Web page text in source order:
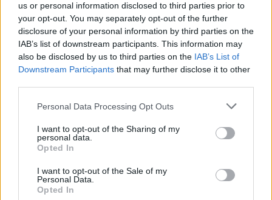
us or personal information disclosed to third parties prior to
your opt-out. You may separately opt-out of the further
disclosure of your personal information by third parties on the
IAB’s list of downstream participants. This information may
also be disclosed by us to third parties on the IAB’s List of
Downstream Participants that may further disclose it to other
Personal Data Processing Opt Outs
I want to opt-out of the Sharing of my
personal data.
Opted In
I want to opt-out of the Sale of my
Personal Data.
Opted In
05/08/26|15:44
Παράταση στην υποχρεωτική
ηλεκτρονική τιμολόγηση μέσω
παρόχου ζητούν Βιοτεχνικό
Επιμελητήριο Αθήνας -
Οικονομική ενίσχυση και
04/08/26|12:08